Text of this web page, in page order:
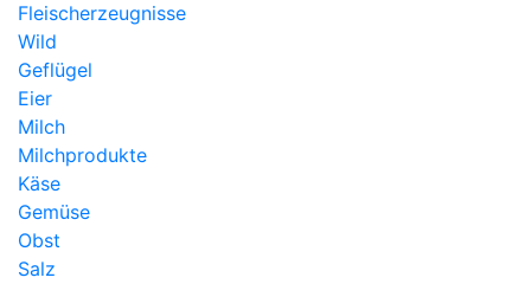
Fleischerzeugnisse
Wild
Geflügel
Eier
Milch
Milchprodukte
Käse
Gemüse
Obst
Salz